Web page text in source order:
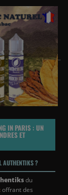
IN PARIS : UN
ET
AUTHENTIKS ?
du
offrant des